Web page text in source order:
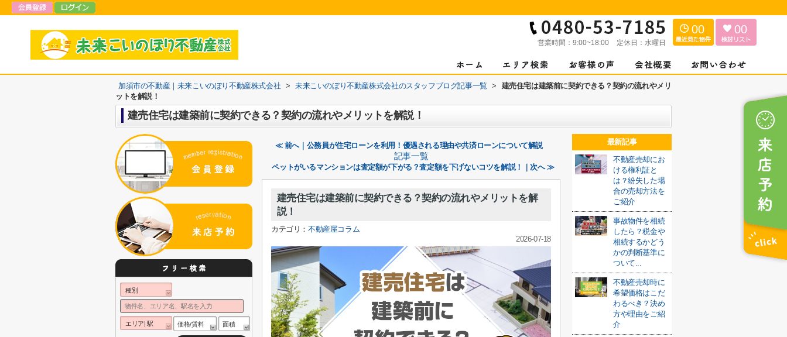
営業時間： 9:00~18:00 定休日： 水曜日
00 00
加須市の不動産｜未来こいのぼり不動産株式会社 > 未来こいのぼり不動産株式会社のスタッフブログ記事一覧 >
建売住宅は建築前に契約できる？契約の流れやメリ
ットを解説！
建売住宅は建築前に契約できる？契約の流れやメリットを解説！
≪ 前へ｜公務員が住宅ローンを利用！優遇される理由や共済ローンについて解説
記事一覧
ペットがいるマンションは査定額が下がる？査定額を下げないコツを解説！｜次へ ≫
建売住宅は建築前に契約できる？契約の流れやメリットを解
説！
カテゴリ：不動産屋コラム
2026-07-18
最新記事
不動産売却にお
ける権利証と
は？紛失した場
合の売却方法を
ご紹介
事故物件を相続
したら？税金や
相続するかどう
かの判断基準に
ついて...
不動産売却時に
希望価格はこだ
わるべき？決め
方や理由をご紹
介
種別
エリア| 駅 価格/賃料 面積